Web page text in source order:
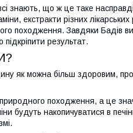
знають, що ж це таке
екстракти різних
походження. Завдяки Бадів
результат.
як можна більш здоровим,
походження, а це
будуть накопичуватися в